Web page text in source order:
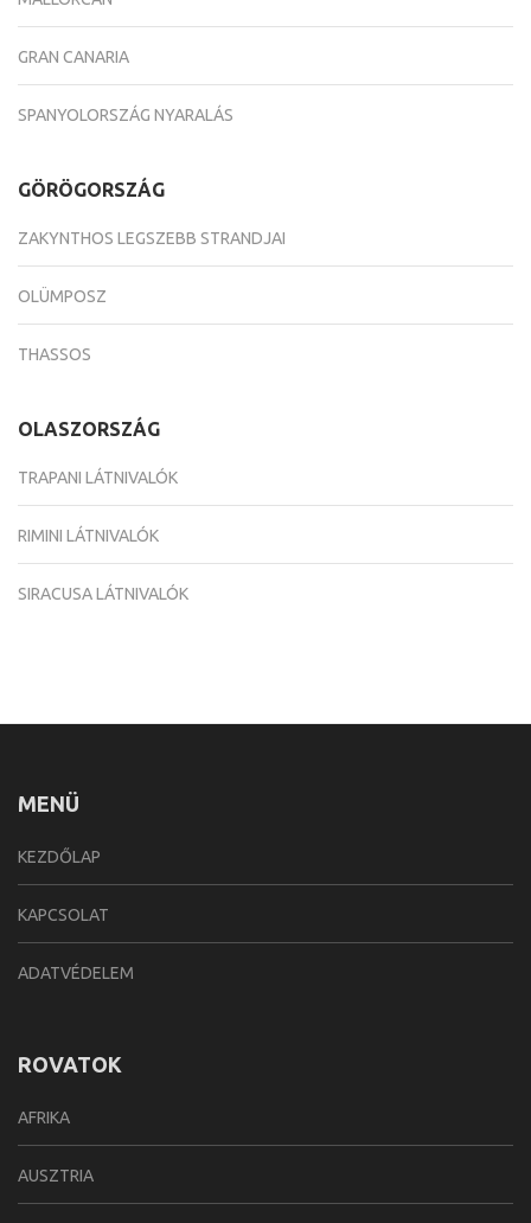
GRAN CANARIA
SPANYOLORSZÁG NYARALÁS
GÖRÖGORSZÁG
ZAKYNTHOS LEGSZEBB STRANDJAI
OLÜMPOSZ
THASSOS
OLASZORSZÁG
TRAPANI LÁTNIVALÓK
RIMINI LÁTNIVALÓK
SIRACUSA LÁTNIVALÓK
MENÜ
KEZDŐLAP
KAPCSOLAT
ADATVÉDELEM
ROVATOK
AFRIKA
AUSZTRIA